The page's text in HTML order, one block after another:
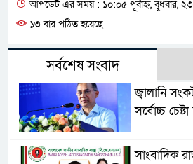
আপডেট এর সময় : ১০:০৫ পূর্বাহ্ন, বুধবার,
১৩ বার পঠিত হয়েছে
সর্বশেষ সংবাদ
জ্বালানি
সর্বোচ্চ
সাংবাদিক